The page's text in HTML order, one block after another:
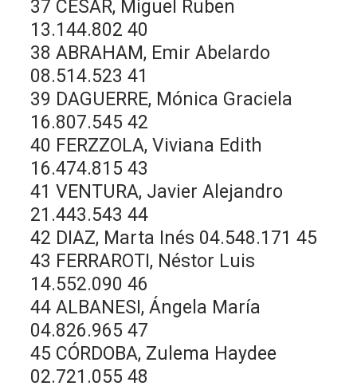
37 CÉSAR, Miguel Ruben
13.144.802 40
38 ABRAHAM, Emir Abelardo
08.514.523 41
39 DAGUERRE, Mónica Graciela
16.807.545 42
40 FERZZOLA, Viviana Edith
16.474.815 43
41 VENTURA, Javier Alejandro
21.443.543 44
42 DIAZ, Marta Inés 04.548.171 45
43 FERRAROTI, Néstor Luis
14.552.090 46
44 ALBANESI, Ángela María
04.826.965 47
45 CÓRDOBA, Zulema Haydee
02.721.055 48